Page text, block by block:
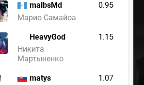
malbsMd
Марио Самайоа
0.95
HeavyGod
Никита
Мартыненко
1.15
matys
1.07